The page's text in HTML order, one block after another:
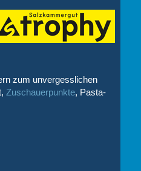
zum unvergesslichen
Zuschauerpunkte, Pasta-